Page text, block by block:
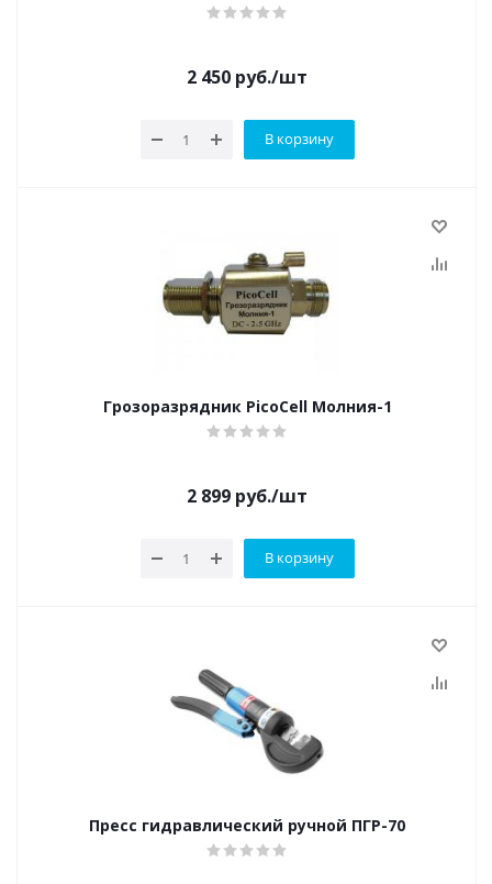
2 450 руб./шт
В корзину
Грозоразрядник PicoCell Молния-1
2 899 руб./шт
В корзину
Пресс гидравлический ручной ПГР-70